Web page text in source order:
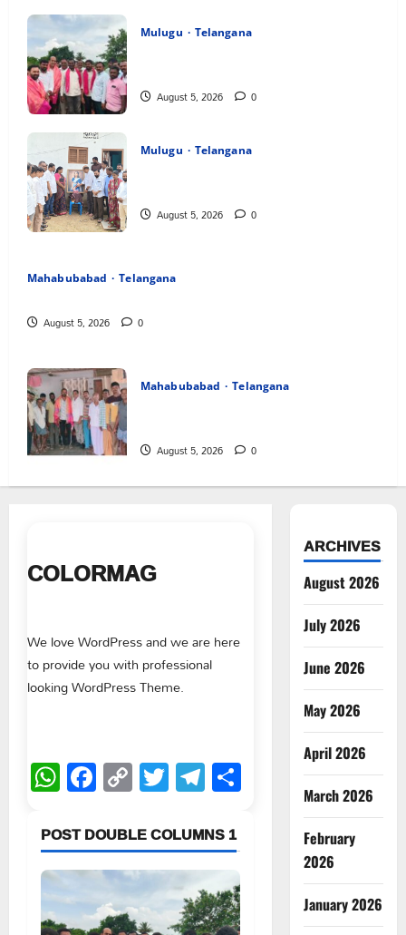
Mulugu Telangana
August 5, 2026 0
Mulugu Telangana
August 5, 2026 0
Mahabubabad Telangana
August 5, 2026 0
Mahabubabad Telangana
August 5, 2026 0
COLORMAG
We love WordPress and we are here
to provide you with professional
looking WordPress Theme.
WhatsApp
Facebook
Copy
Link
TwitterTelegram
Share
POST DOUBLE COLUMNS 1
ARCHIVES
August 2026
July 2026
June 2026
May 2026
April 2026
March 2026
February
2026
January 2026